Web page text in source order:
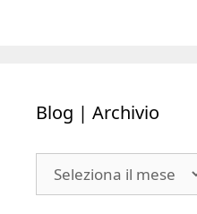
Blog | Archivio